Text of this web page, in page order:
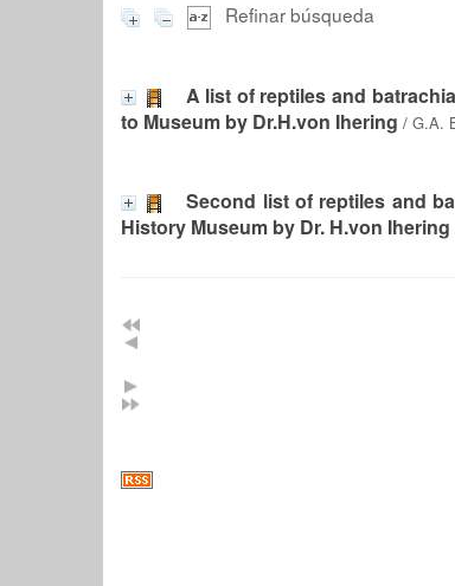
Refinar búsqueda
A list of reptiles and
to Museum by Dr.H.von Ihering / G.A.
Second list of reptiles and
History Museum by Dr. H.von Ihering